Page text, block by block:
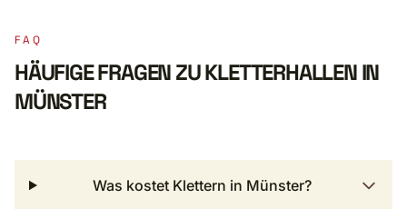
FAQ
HÄUFIGE FRAGEN ZU KLETTERHALLEN IN
MÜNSTER
Was kostet Klettern in Münster?